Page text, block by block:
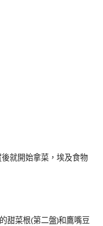
就開始拿菜，埃及食物
甜菜根(第二盤)和鷹嘴豆